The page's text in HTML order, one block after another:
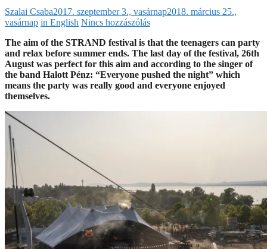
Szalai Csaba2017. szeptember 3., vasárnap2018. március 25.,
vasárnap in English Nincs hozzászólás
The aim of the STRAND festival is that the teenagers can party
and relax before summer ends. The last day of the festival, 26th
August was perfect for this aim and according to the singer of
the band Halott Pénz: “Everyone pushed the night” which
means the party was really good and everyone enjoyed
themselves.